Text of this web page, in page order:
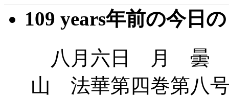
109 years年前の今日
八月六日 月 曇
山 法華第四巻第八